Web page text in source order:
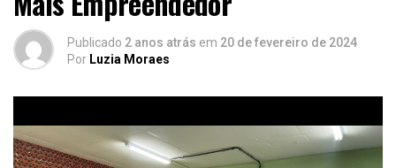
Publicado 2 anos atrás em 20 de fevereiro de 2024
Por Luzia Moraes